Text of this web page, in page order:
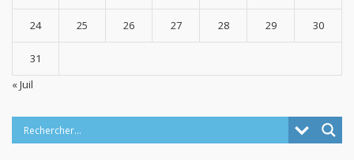
24 25 26 27 28 29 30
31
« Juil